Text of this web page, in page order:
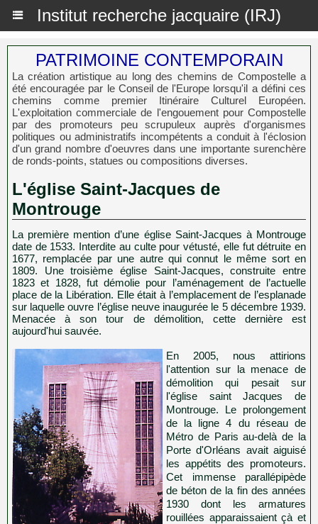
Institut recherche jacquaire (IRJ)
PATRIMOINE CONTEMPORAIN
La création artistique au long des chemins de Compostelle a
été encouragée par le Conseil de l'Europe lorsqu'il a défini ces
chemins comme premier Itinéraire Culturel Européen.
L'exploitation commerciale de l'engouement pour Compostelle
par des promoteurs peu scrupuleux auprès d'organismes
politiques ou administratifs incompétents a conduit à l'éclosion
d'un grand nombre d'oeuvres dans une importante surenchère
de ronds-points, statues ou compositions diverses.
L'église Saint-Jacques de
Montrouge
La première mention d’une église Saint-Jacques à Montrouge
date de 1533. Interdite au culte pour vétusté, elle fut détruite en
1677, remplacée par une autre qui connut le même sort en
1809. Une troisième église Saint-Jacques, construite entre
1823 et 1828, fut démolie pour l’aménagement de l’actuelle
place de la Libération. Elle était à l’emplacement de l’esplanade
sur laquelle ouvre l’église neuve inaugurée le 5 décembre 1939.
Menacée à son tour de démolition, cette dernière est
aujourd'hui sauvée.
En 2005, nous attirions
l'attention sur la menace de
démolition qui pesait sur
l'église saint Jacques de
Montrouge. Le prolongement
de la ligne 4 du réseau de
Métro de Paris au-delà de la
Porte d'Orléans avait aiguisé
les appétits des promoteurs.
Cet immense parallépipède
de béton de la fin des années
1930 dont les armatures
rouillées apparaissaient çà et